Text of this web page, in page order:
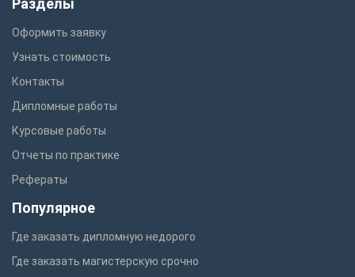
Разделы
Оформить заявку
Узнать стоимость
Контакты
Дипломные работы
Курсовые работы
Отчеты по практике
Рефераты
Популярное
Где заказать дипломную недорого
Где заказать магистерскую срочно